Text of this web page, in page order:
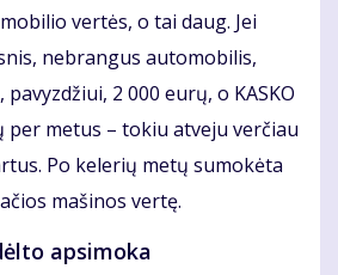
vertės, o tai daug. Jei
nebrangus automobilis,
2 000 eurų, o KASKO
per metus – tokiu atveju verčiau
Po kelerių metų sumokėta
mašinos vertę.
apsimoka